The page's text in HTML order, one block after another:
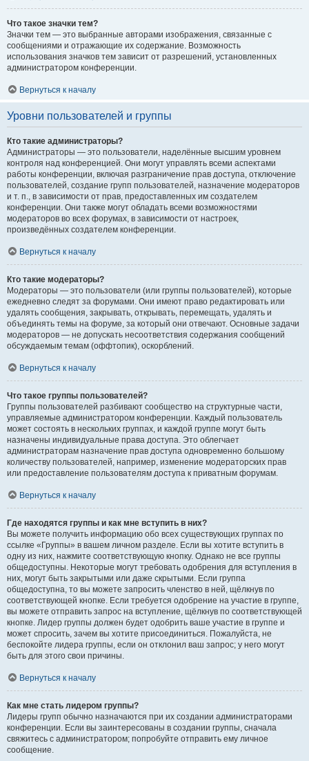
Что такое значки тем?
Значки тем — это выбранные авторами изображения, связанные с
сообщениями и отражающие их содержание. Возможность
использования значков тем зависит от разрешений, установленных
администратором конференции.
Вернуться к началу
Уровни пользователей и группы
Кто такие администраторы?
Администраторы — это пользователи, наделённые высшим уровнем
контроля над конференцией. Они могут управлять всеми аспектами
работы конференции, включая разграничение прав доступа, отключение
пользователей, создание групп пользователей, назначение модераторов
и т. п., в зависимости от прав, предоставленных им создателем
конференции. Они также могут обладать всеми возможностями
модераторов во всех форумах, в зависимости от настроек,
произведённых создателем конференции.
Вернуться к началу
Кто такие модераторы?
Модераторы — это пользователи (или группы пользователей), которые
ежедневно следят за форумами. Они имеют право редактировать или
удалять сообщения, закрывать, открывать, перемещать, удалять и
объединять темы на форуме, за который они отвечают. Основные задачи
модераторов — не допускать несоответствия содержания сообщений
обсуждаемым темам (оффтопик), оскорблений.
Вернуться к началу
Что такое группы пользователей?
Группы пользователей разбивают сообщество на структурные части,
управляемые администратором конференции. Каждый пользователь
может состоять в нескольких группах, и каждой группе могут быть
назначены индивидуальные права доступа. Это облегчает
администраторам назначение прав доступа одновременно большому
количеству пользователей, например, изменение модераторских прав
или предоставление пользователям доступа к приватным форумам.
Вернуться к началу
Где находятся группы и как мне вступить в них?
Вы можете получить информацию обо всех существующих группах по
ссылке «Группы» в вашем личном разделе. Если вы хотите вступить в
одну из них, нажмите соответствующую кнопку. Однако не все группы
общедоступны. Некоторые могут требовать одобрения для вступления в
них, могут быть закрытыми или даже скрытыми. Если группа
общедоступна, то вы можете запросить членство в ней, щёлкнув по
соответствующей кнопке. Если требуется одобрение на участие в группе,
вы можете отправить запрос на вступление, щёлкнув по соответствующей
кнопке. Лидер группы должен будет одобрить ваше участие в группе и
может спросить, зачем вы хотите присоединиться. Пожалуйста, не
беспокойте лидера группы, если он отклонил ваш запрос; у него могут
быть для этого свои причины.
Вернуться к началу
Как мне стать лидером группы?
Лидеры групп обычно назначаются при их создании администраторами
конференции. Если вы заинтересованы в создании группы, сначала
свяжитесь с администратором; попробуйте отправить ему личное
сообщение.